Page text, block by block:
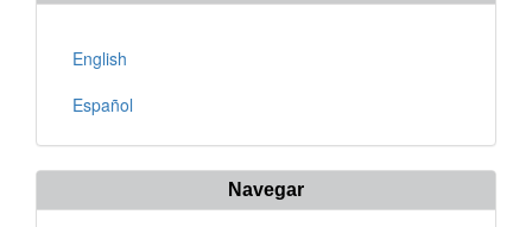
English
Español
Navegar